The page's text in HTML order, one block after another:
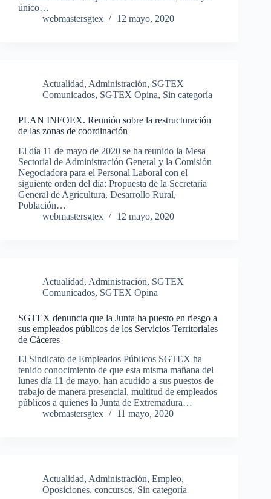
único…
webmastersgtex
12 mayo, 2020
Actualidad, Administración, SGTEX
Comunicados, SGTEX Opina, Sin categoría
PLAN INFOEX. Reunión sobre la restructuración
de las zonas de coordinación
El día 11 de mayo de 2020 se ha reunido la Mesa
Sectorial de Administración General y la Comisión
Negociadora para el Personal Laboral con el
siguiente orden del día: Propuesta de la Secretaría
General de Agricultura, Desarrollo Rural,
Población…
webmastersgtex
12 mayo, 2020
Actualidad, Administración, SGTEX
Comunicados, SGTEX Opina
SGTEX denuncia que la Junta ha puesto en riesgo a
sus empleados públicos de los Servicios Territoriales
de Cáceres
El Sindicato de Empleados Públicos SGTEX ha
tenido conocimiento de que esta misma mañana del
lunes día 11 de mayo, han acudido a sus puestos de
trabajo de manera presencial, multitud de empleados
públicos a quienes la Junta de Extremadura…
webmastersgtex
11 mayo, 2020
Actualidad, Administración, Empleo,
Oposiciones, concursos, Sin categoría